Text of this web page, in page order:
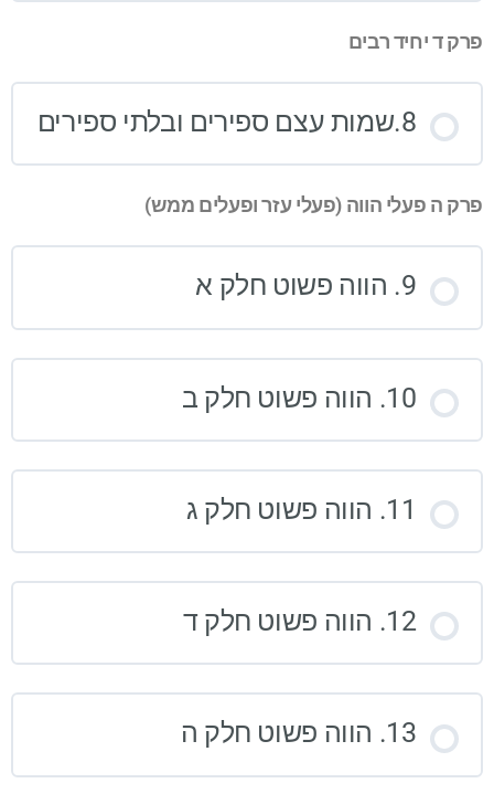
פרק ד יחיד רבים
8.שמות עצם ספירים ובלתי ספירים
פרק ה פעלי הווה (פעלי עזר ופעלים ממש)
9. הווה פשוט חלק א
10. הווה פשוט חלק ב
11. הווה פשוט חלק ג
12. הווה פשוט חלק ד
13. הווה פשוט חלק ה